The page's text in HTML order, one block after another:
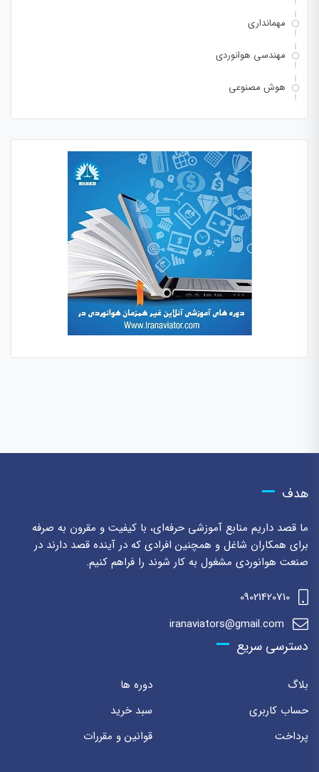
مهمانداری
مهندسی هوانوردی
هوش مصنوعی
هدف
ما قصد داریم منابع آموزشی حرفه‌ای، با کیفیت و مقرون به صرفه
برای همکاران شاغل و همچنین افرادی که در آینده قصد دارند در
صنعت هوانوردی مشغول به کار شوند را فراهم کنیم.
09021420710
iranaviators@gmail.com
دسترسی سریع
بلاگ
دوره ها
حساب کاربری
سبد خرید
پرداخت
قوانین و مقررات